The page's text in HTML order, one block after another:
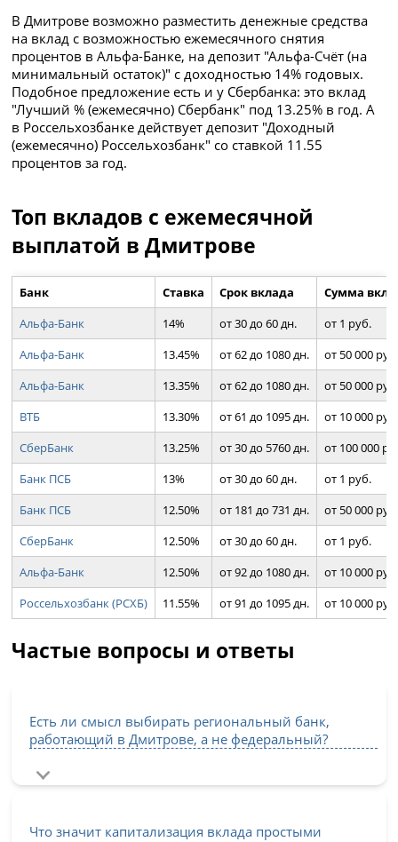
В Дмитрове возможно разместить денежные средства
на вклад с возможностью ежемесячного снятия
процентов в Альфа-Банке, на депозит "Альфа-Счёт (на
минимальный остаток)" с доходностью 14% годовых.
Подобное предложение есть и у Сбербанка: это вклад
"Лучший % (ежемесячно) Сбербанк" под 13.25% в год. А
в Россельхозбанке действует депозит "Доходный
(ежемесячно) Россельхозбанк" со ставкой 11.55
процентов за год.
Топ вкладов с ежемесячной
выплатой в Дмитрове
Банк Ставка Срок вклада
Сумма
Альфа-Банк
14% от 30 до 60 дн.
от 1 руб.
Альфа-Банк
13.45% от 62 до 1080 дн.
от 50 000
Альфа-Банк
13.35% от 62 до 1080 дн.
от 50 000
ВТБ
13.30% от 61 до 1095 дн.
от 10 000
СберБанк
13.25% от 30 до 5760 дн.
от 100 000
Банк ПСБ
13% от 30 до 60 дн.
от 1 руб.
Банк ПСБ
12.50% от 181 до 731 дн.
от 50 000
СберБанк
12.50% от 30 до 60 дн.
от 1 руб.
Альфа-Банк
12.50% от 92 до 1080 дн.
от 10 000
Россельхозбанк (РСХБ)
11.55% от 91 до 1095 дн. от 10 000
Частые вопросы и ответы
Есть ли смысл выбирать региональный банк,
работающий в Дмитрове, а не федеральный?
Что значит капитализация вклада простыми